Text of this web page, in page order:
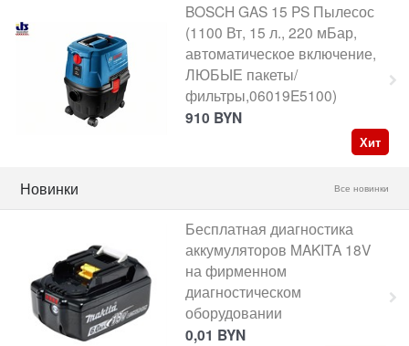
BOSCH GAS 15 PS Пылесос
(1100 Вт, 15 л., 220 мБар,
автоматическое включение,
ЛЮБЫЕ пакеты/
фильтры,06019E5100)
910 BYN
Хит
Новинки Все новинки
Бесплатная диагностика
аккумуляторов MAKITA 18V
на фирменном
диагностическом
оборудовании
0,01 BYN